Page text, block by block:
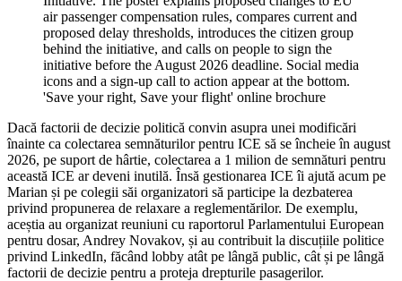
'Save your right, Save your flight' online brochure
Dacă factorii de decizie politică convin asupra unei modificări
înainte ca colectarea semnăturilor pentru ICE să se încheie în august
2026, pe suport de hârtie, colectarea a 1 milion de semnături pentru
această ICE ar deveni inutilă. Însă gestionarea ICE îi ajută acum pe
Marian și pe colegii săi organizatori să participe la dezbaterea
privind propunerea de relaxare a reglementărilor. De exemplu,
aceștia au organizat reuniuni cu raportorul Parlamentului European
pentru dosar, Andrey Novakov, și au contribuit la discuțiile politice
privind LinkedIn, făcând lobby atât pe lângă public, cât și pe lângă
factorii de decizie pentru a proteja drepturile pasagerilor.